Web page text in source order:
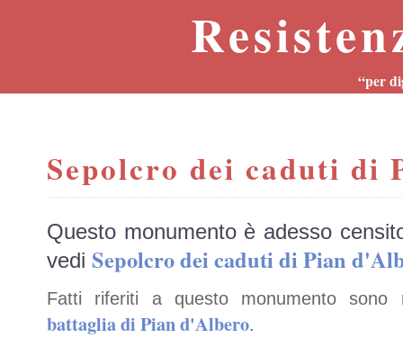
“per
Sepolcro dei caduti di
Questo monumento è adesso
vedi Sepolcro dei caduti di Pian
Fatti riferiti a questo monumento
battaglia di Pian d'Albero.